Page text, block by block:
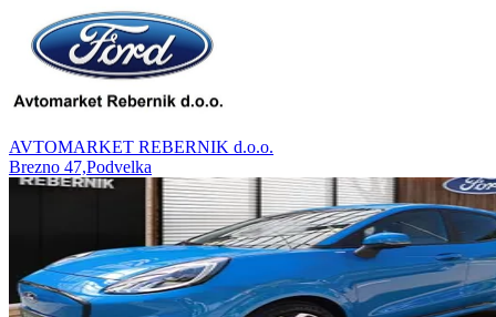
AVTOMARKET REBERNIK d.o.o.
Brezno 47,Podvelka